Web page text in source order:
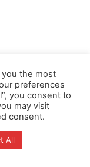
the most
preferences
you consent to
may visit
consent.
All